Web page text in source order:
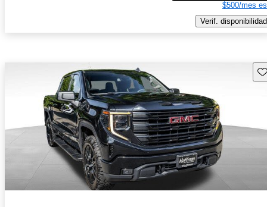
$500/mes
Verif. disponibilidad